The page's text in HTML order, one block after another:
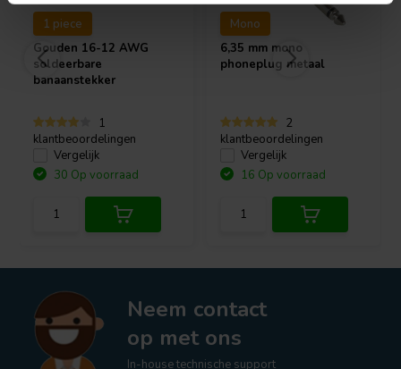
1 piece
Gouden 16-12 AWG
soldeerbare
banaanstekker
1
klantbeoordelingen
Vergelijk
30 Op voorraad
Mono
6,35 mm mono
phoneplug metaal
2
klantbeoordelingen
Vergelijk
16 Op voorraad
Neem contact
op met ons
In-house technische support